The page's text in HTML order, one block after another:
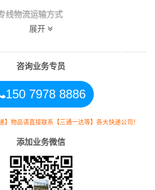
线物流运输方式
，同泰特推出汕尾到东莞物流多种运输
从广东汕尾到东莞的物流专线运输成
货到东莞的物流效率，以便为新老客户
的一站式从汕尾到广东东莞
展开
咨询业务专员
150 7978 8886
】物品请直接联系【三通一达等】各大快递公司！
添加业务微信